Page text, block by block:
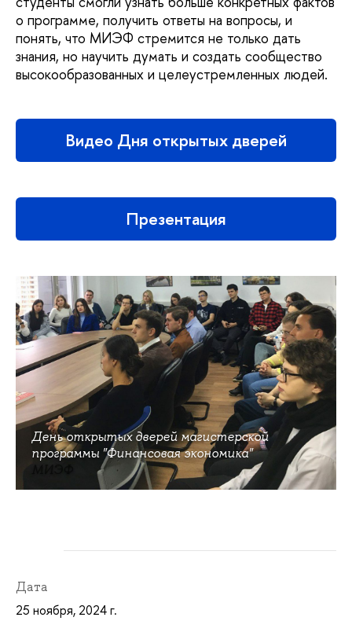
о программе, получить ответы на вопросы, и
понять, что МИЭФ стремится не только дать
знания, но научить думать и создать сообщество
высокообразованных и целеустремленных людей.
Видео Дня открытых дверей
Презентация
День открытых дверей магистерской
программы "Финансовая экономика"
Дата
25 ноября, 2024 г.